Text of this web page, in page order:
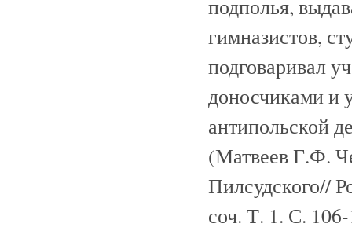
подполья,
гимназистов,
подговаривал
доносчиками и
антипольской
(Матвеев Г.Ф.
Пилсудского//
соч. Т. 1. С.